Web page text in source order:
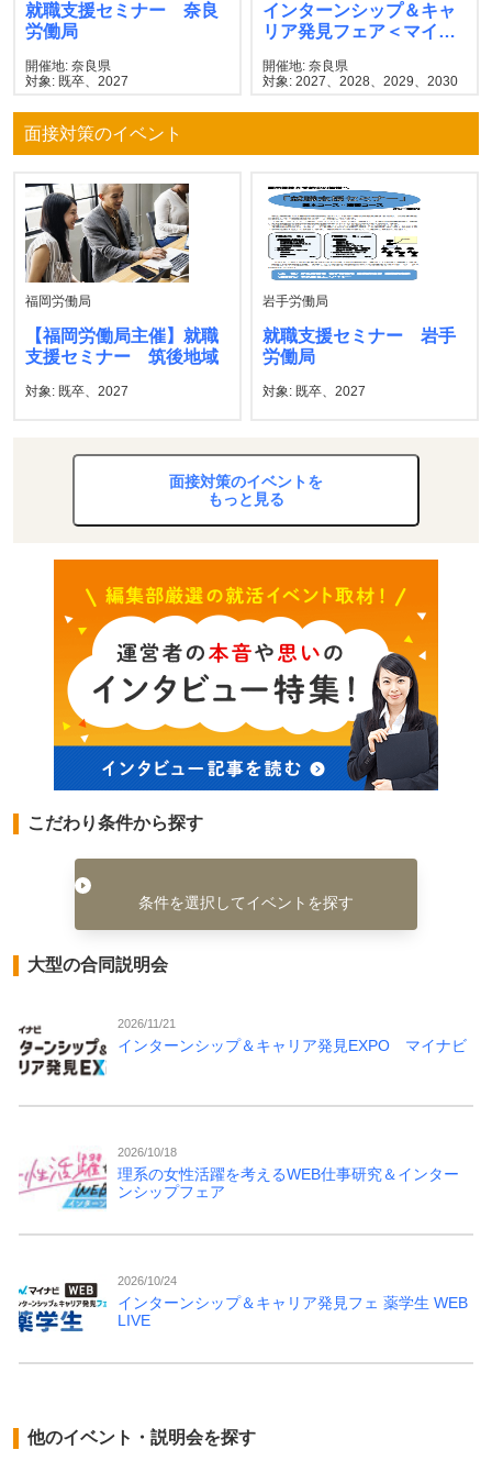
就職支援セミナー 奈良
労働局
開催地: 奈良県
対象: 既卒、2027
インターンシップ＆キャ
リア発見フェア＜マイナ
開催地: 奈良県
対象: 2027、2028、2029、2030
面接対策のイベント
福岡労働局
【福岡労働局主催】就職
支援セミナー 筑後地域
対象: 既卒、2027
岩手労働局
就職支援セミナー 岩手
労働局
対象: 既卒、2027
面接対策のイベントを
もっと見る
こだわり条件から探す
条件を選択してイベントを探す
大型の合同説明会
2026/11/21
インターンシップ＆キャリア発見EXPO マイナビ
2026/10/18
理系の女性活躍を考えるWEB仕事研究＆インター
ンシップフェア
2026/10/24
インターンシップ＆キャリア発見フェ 薬学生 WEB
LIVE
他のイベント・説明会を探す